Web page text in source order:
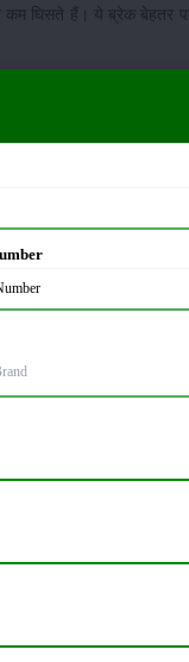
कम घिसते हैं। ये ब्रेक बेहतर
में काम करते समय पावर
बढ़ जाती है, जिससे
कर देता है। इससे न केवल
के लिए उपयुक्त बनाती है।
और गुणवत्ता दोनों बेहतर
और चौड़े टायर खेत में
अनुभव देता है, जिससे